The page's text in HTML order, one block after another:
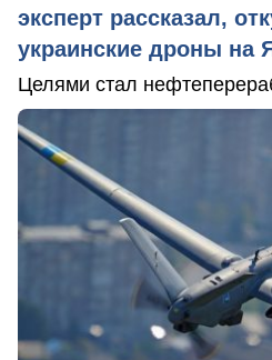
эксперт рассказал,
украинские дроны на
Целями стал